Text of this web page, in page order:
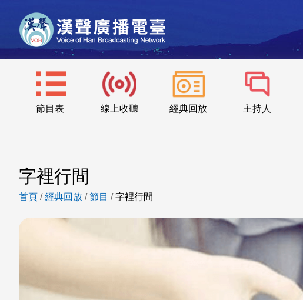
節目表 線上收聽 經典回放 主持人
字裡行間
首頁 /經典回放 /節目 /字裡行間